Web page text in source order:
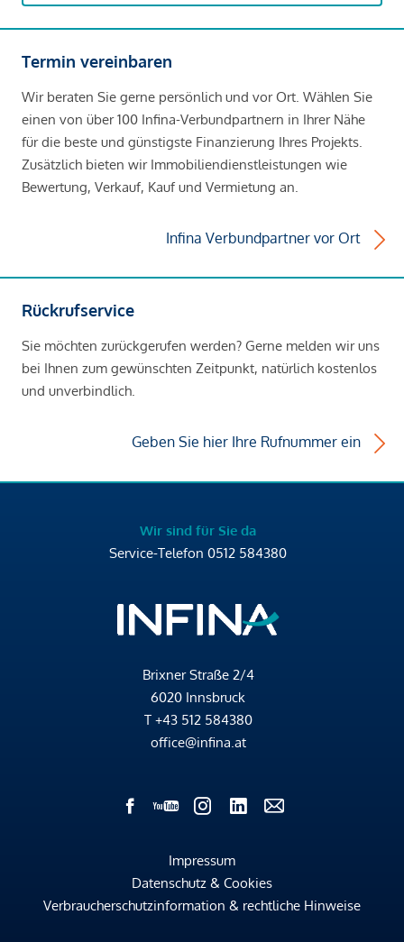
Termin vereinbaren
Wir beraten Sie gerne persönlich und vor Ort. Wählen Sie
einen von über 100 Infina-Verbundpartnern in Ihrer Nähe
für die beste und günstigste Finanzierung Ihres Projekts.
Zusätzlich bieten wir Immobiliendienstleistungen wie
Bewertung, Verkauf, Kauf und Vermietung an.
Infina Verbundpartner vor Ort
Rückrufservice
Sie möchten zurückgerufen werden? Gerne melden wir uns
bei Ihnen zum gewünschten Zeitpunkt, natürlich kostenlos
und unverbindlich.
Geben Sie hier Ihre Rufnummer ein
Wir sind für Sie da
Service-Telefon 0512 584380
Brixner Straße 2/4
6020 Innsbruck
T +43 512 584380
office@infina.at
Impressum
Datenschutz & Cookies
Verbraucherschutzinformation & rechtliche Hinweise